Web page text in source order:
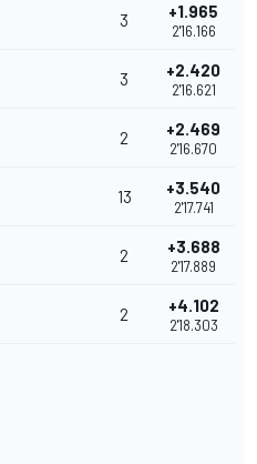
3 +1.965
2'16.166
3 +2.420
2'16.621
2 +2.469
2'16.670
13 +3.540
2'17.741
2 +3.688
2'17.889
2 +4.102
2'18.303